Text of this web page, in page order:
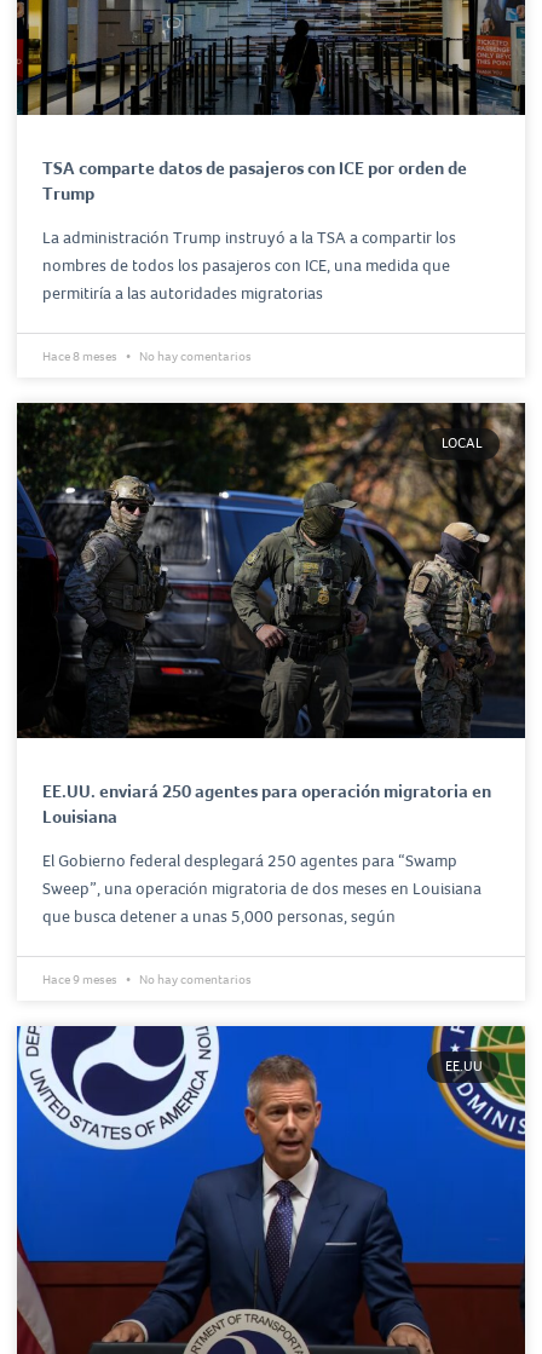
TSA comparte datos de pasajeros con ICE por orden de
Trump
La administración Trump instruyó a la TSA a compartir los
nombres de todos los pasajeros con ICE, una medida que
permitiría a las autoridades migratorias
Hace 8 meses No hay comentarios
LOCAL
EE.UU. enviará 250 agentes para operación migratoria en
Louisiana
El Gobierno federal desplegará 250 agentes para “Swamp
Sweep”, una operación migratoria de dos meses en Louisiana
que busca detener a unas 5,000 personas, según
Hace 9 meses No hay comentarios
EE.UU